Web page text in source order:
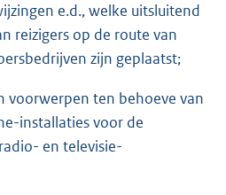
e.d., welke uitsluitend
reizigers op de route van
zijn geplaatst;
voorwerpen ten behoeve van
installaties voor de
en televisie-